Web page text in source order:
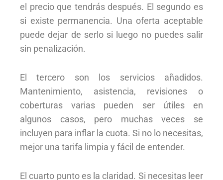
el precio que tendrás después. El segundo es
si existe permanencia. Una oferta aceptable
puede dejar de serlo si luego no puedes salir
sin penalización.
El tercero son los servicios añadidos.
Mantenimiento, asistencia, revisiones o
coberturas varias pueden ser útiles en
algunos casos, pero muchas veces se
incluyen para inflar la cuota. Si no lo necesitas,
mejor una tarifa limpia y fácil de entender.
El cuarto punto es la claridad. Si necesitas leer